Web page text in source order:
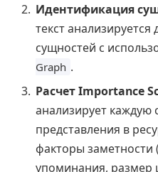
Идентификация
текст
сущностей с
Graph .
Расчет Importance
анализирует каждую
представления в
факторы заметности
упоминания, размер